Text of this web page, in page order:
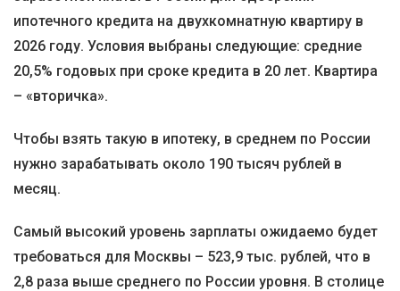
ипотечного кредита на двухкомнатную квартиру в
2026 году. Условия выбраны следующие: средние
20,5% годовых при сроке кредита в 20 лет. Квартира
– «вторичка».
Чтобы взять такую в ипотеку, в среднем по России
нужно зарабатывать около 190 тысяч рублей в
месяц.
Самый высокий уровень зарплаты ожидаемо будет
требоваться для Москвы – 523,9 тыс. рублей, что в
2,8 раза выше среднего по России уровня. В столице